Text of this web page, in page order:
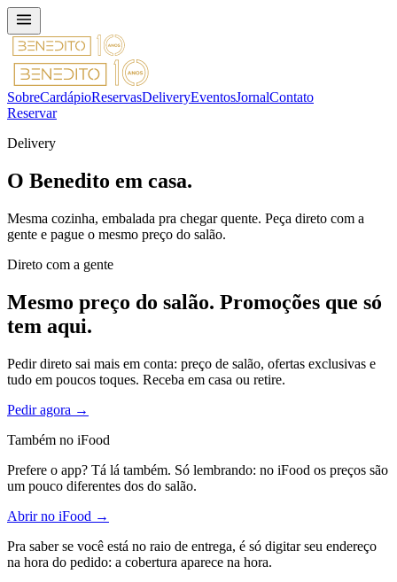
SobreCardápioReservasDeliveryEventosJornalContato
Reservar
Delivery
O Benedito em casa.
Mesma cozinha, embalada pra chegar quente. Peça direto com a
gente e pague o mesmo preço do salão.
Direto com a gente
Mesmo preço do salão. Promoções que só
tem aqui.
Pedir direto sai mais em conta: preço de salão, ofertas exclusivas e
tudo em poucos toques. Receba em casa ou retire.
Pedir agora →
Também no iFood
Prefere o app? Tá lá também. Só lembrando: no iFood os preços são
um pouco diferentes dos do salão.
Abrir no iFood →
Pra saber se você está no raio de entrega, é só digitar seu endereço
na hora do pedido: a cobertura aparece na hora.